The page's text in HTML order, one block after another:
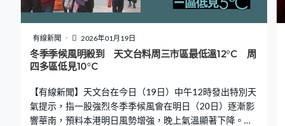
「爸爸死了」，並告訴他母親「我殺了爸爸」（I killed
Daddy）。 獲收養已八年 稱盛怒下沒想後果 官員指出，
這對夫婦於2018年收養Clayton，而事發當天正是Clayton
的生日。根據法庭文件，這對夫婦在午夜過後不久就上床
睡覺了，此前他們為疑兇唱了生日歌。疑犯則告訴調查人
有線新聞 2026年01月19日
冬季季候風明殺到 天文台料周三市區最低溫12°C 周
四多區低見10°C
【有線新聞】天文台在今日（19日）中午12時發出特別天
氣提示，指一股強烈冬季季候風會在明日（20日）逐漸影
響華南，預料本港明日風勢增強，晚上氣溫顯著下降。周